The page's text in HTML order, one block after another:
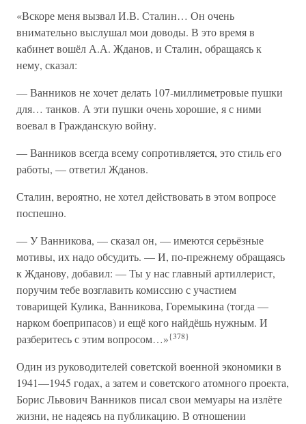
«Вскоре меня вызвал И.В. Сталин… Он очень
внимательно выслушал мои доводы. В это время в
кабинет вошёл А.А. Жданов, и Сталин, обращаясь к
нему, сказал:
— Ванников не хочет делать 107-миллиметровые пушки
для… танков. А эти пушки очень хорошие, я с ними
воевал в Гражданскую войну.
— Ванников всегда всему сопротивляется, это стиль его
работы, — ответил Жданов.
Сталин, вероятно, не хотел действовать в этом вопросе
поспешно.
— У Ванникова, — сказал он, — имеются серьёзные
мотивы, их надо обсудить. — И, по-прежнему обращаясь
к Жданову, добавил: — Ты у нас главный артиллерист,
поручим тебе возглавить комиссию с участием
товарищей Кулика, Ванникова, Горемыкина (тогда —
нарком боеприпасов) и ещё кого найдёшь нужным. И
разберитесь с этим вопросом…»{378}
Один из руководителей советской военной экономики в
1941—1945 годах, а затем и советского атомного проекта,
Борис Львович Ванников писал свои мемуары на излёте
жизни, не надеясь на публикацию. В отношении